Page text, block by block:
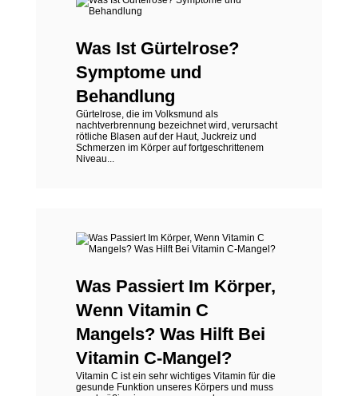
Was Ist Gürtelrose?
Symptome und
Behandlung
Gürtelrose, die im Volksmund als
nachtverbrennung bezeichnet wird, verursacht
rötliche Blasen auf der Haut, Juckreiz und
Schmerzen im Körper auf fortgeschrittenem
Niveau...
Was Passiert Im Körper,
Wenn Vitamin C
Mangels? Was Hilft Bei
Vitamin C-Mangel?
Vitamin C ist ein sehr wichtiges Vitamin für die
gesunde Funktion unseres Körpers und muss